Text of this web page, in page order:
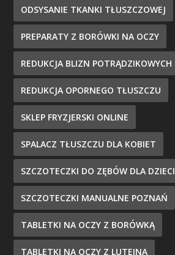
ODSYSANIE TKANKI TŁUSZCZOWEJ
PREPARATY Z BORÓWKI NA OCZY
REDUKCJA BLIZN POTRĄDZIKOWYCH
REDUKCJA OPORNEGO TŁUSZCZU
SKLEP FRYZJERSKI ONLINE
SPALACZ TŁUSZCZU DLA KOBIET
SZCZOTECZKI DO ZĘBÓW DLA DZIECI
SZCZOTECZKI MANUALNE POZNAŃ
TABLETKI NA OCZY Z BORÓWKĄ
TABLETKI NA OCZY Z LUTEINĄ